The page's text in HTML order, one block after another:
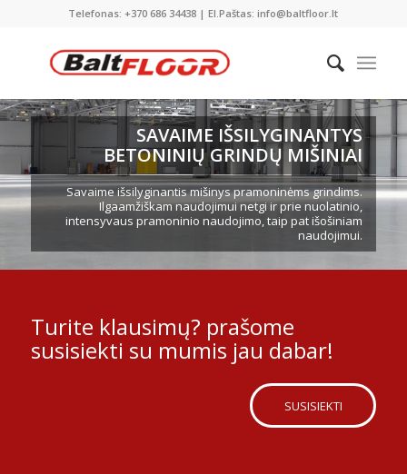
Telefonas: +370 686 34438 | El.Paštas: info@baltfloor.lt
SAVAIME IŠSILYGINANTYS
BETONINIŲ GRINDŲ MIŠINIAI
Savaime išsilyginantis mišinys pramoninėms grindims.
Ilgaamžiškam naudojimui netgi ir prie nuolatinio,
intensyvaus pramoninio naudojimo, taip pat išošiniam
naudojimui.
Turite klausimų? prašome
susisiekti su mumis jau dabar!
SUSISIEKTI